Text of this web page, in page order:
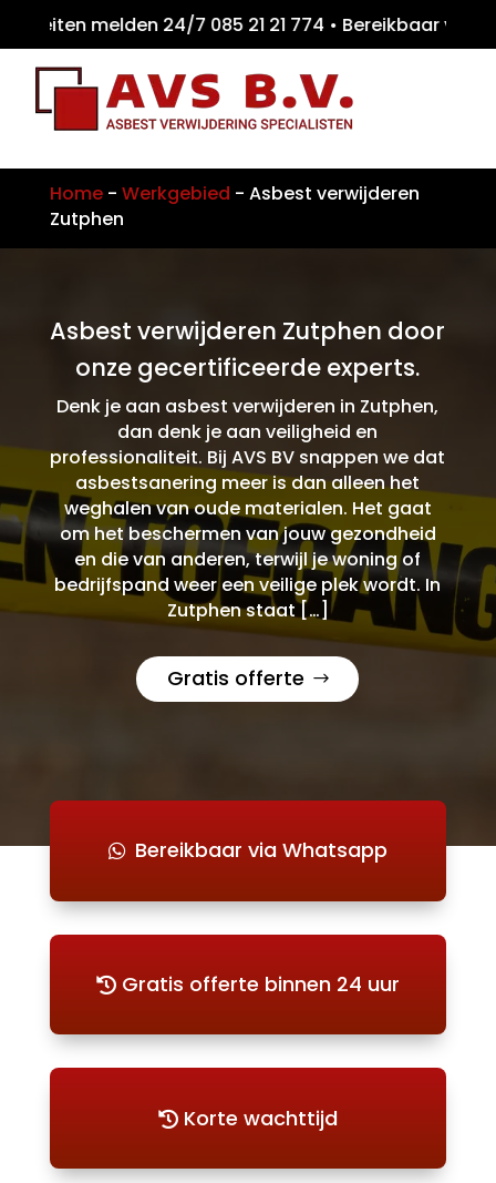
melden 24/7 085 21 21 774 •
Home- Werkgebied - Asbest verwijderen
Zutphen
Asbest verwijderen Zutphen door
onze gecertificeerde experts.
Denk je aan asbest verwijderen in Zutphen,
dan denk je aan veiligheid en
professionaliteit. Bij AVS BV snappen we dat
asbestsanering meer is dan alleen het
weghalen van oude materialen. Het gaat
om het beschermen van jouw gezondheid
en die van anderen, terwijl je woning of
bedrijfspand weer een veilige plek wordt. In
Zutphen staat […]
Gratis offerte
Bereikbaar via Whatsapp
Gratis offerte binnen 24 uur
Korte wachttijd